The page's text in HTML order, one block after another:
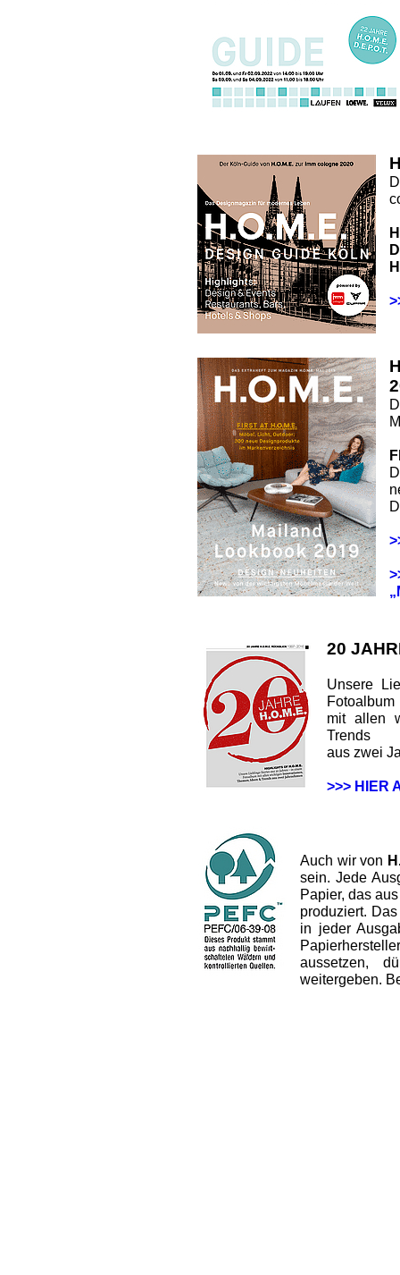
20
Unsere
Fotoalbum
mit allen
Trends
aus zwei
>>> HIER
Auch wir von
sein. Jede
Papier, das
produziert.
in jeder
aussetzen,
weitergeben.